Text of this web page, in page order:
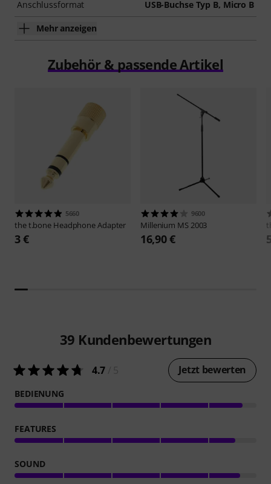
Anschlussformat USB-Buchse Typ B, Micro B
Mehr anzeigen
Zubehör & passende Artikel
5660
the t.bone Headphone Adapter
3 €
9600
Millenium MS 2003
16,90 €
39 Kundenbewertungen
4.7 Jetzt bewerten
BEDIENUNG
FEATURES
SOUND